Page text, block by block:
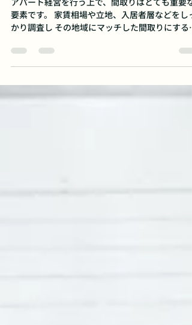
アパート経営に失敗しないため
の購入前に知っておきたい！間
かり調査し その地域にマッチした間取りにするこ
とが大切です。 今回は、アパート経営をする上で